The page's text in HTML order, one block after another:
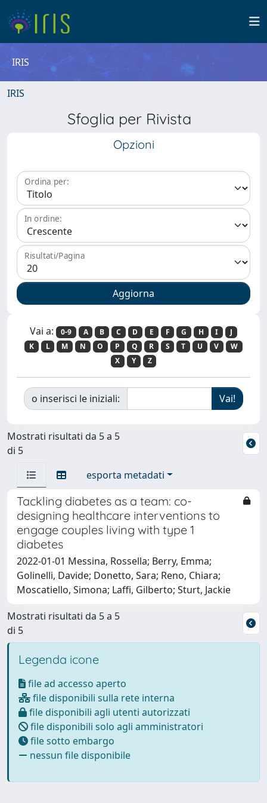
IRIS
IRIS
Sfoglia per Rivista
Opzioni
Ordina per:
In ordine:
Risultati/Pagina
Vai a: 0-9 A B C D E F G H I
J
K
L M N O P Q R S T U V
W
X
Y Z
o inserisci le iniziali:
Mostrati risultati da 5 a 5
di 5
esporta metadati
Tackling diabetes as a team: co-
designing healthcare interventions to
engage couples living with type 1
diabetes
2022-01-01 Messina, Rossella; Berry, Emma;
Golinelli, Davide; Donetto, Sara; Reno, Chiara;
Moscatiello, Simona; Laffi, Gilberto; Sturt, Jackie
Mostrati risultati da 5 a 5
di 5
Legenda icone
file ad accesso aperto
file disponibili sulla rete interna
file disponibili agli utenti autorizzati
file disponibili solo agli amministratori
file sotto embargo
nessun file disponibile